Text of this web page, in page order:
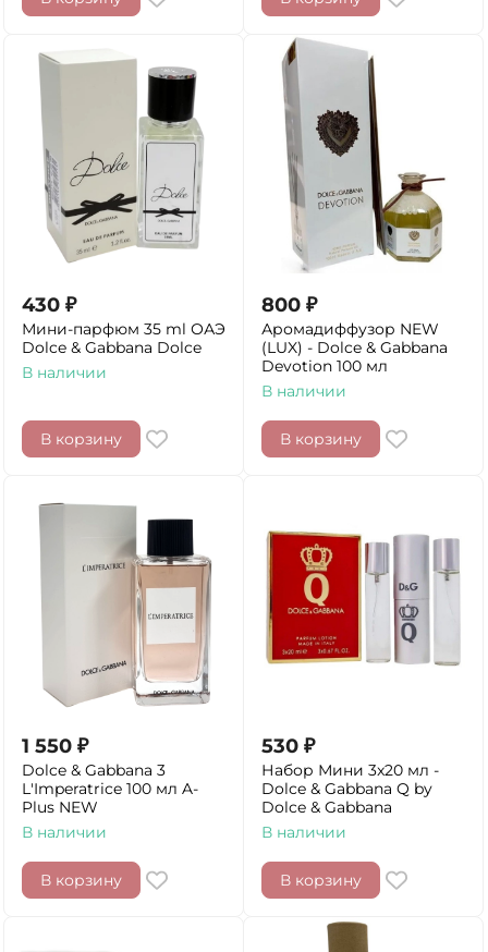
430 ₽
Мини-парфюм 35 ml ОАЭ
Dolce & Gabbana Dolce
В наличии
В корзину
800 ₽
Аромадиффузор NEW
(LUX) - Dolce & Gabbana
Devotion 100 мл
В наличии
В корзину
1 550 ₽
Dolce & Gabbana 3
L'Imperatrice 100 мл A-
Plus NEW
В наличии
В корзину
530 ₽
Набор Мини 3x20 мл -
Dolce & Gabbana Q by
Dolce & Gabbana
В наличии
В корзину